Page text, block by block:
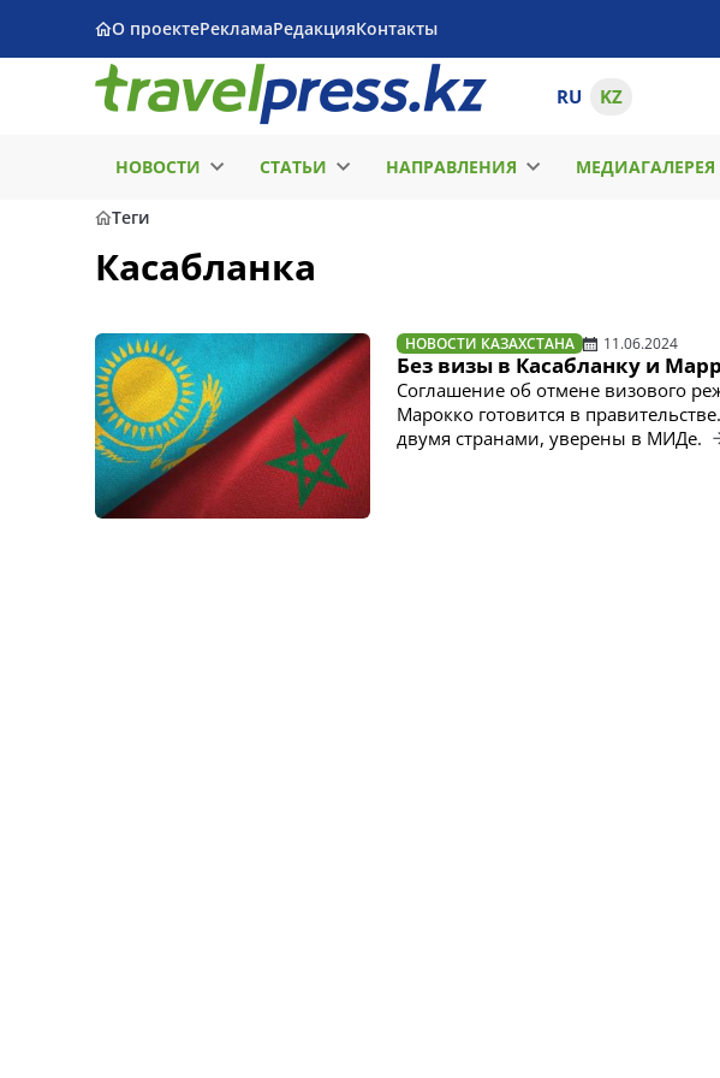
О проектеРекламаРедакцияКонтакты
RU KZ
НОВОСТИ СТАТЬИ НАПРАВЛЕНИЯ МЕДИАГАЛЕРЕЯ
Теги
Касабланка
НОВОСТИ КАЗАХСТАНА 11.06.2024
Без визы в Касабланку и
Соглашение об отмене визового
Марокко готовится в
двумя странами, уверены в МИДе.